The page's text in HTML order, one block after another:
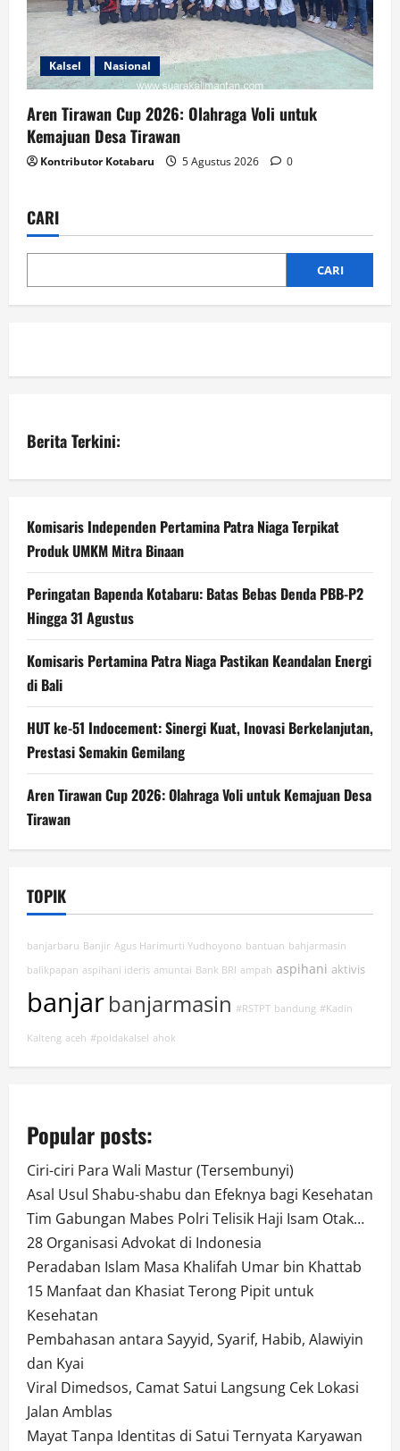
Kalsel Nasional
Aren Tirawan Cup 2026: Olahraga Voli untuk
Kemajuan Desa Tirawan
Kontributor Kotabaru 5 Agustus 2026 0
CARI
CARI
Berita Terkini:
Komisaris Independen Pertamina Patra Niaga Terpikat
Produk UMKM Mitra Binaan
Peringatan Bapenda Kotabaru: Batas Bebas Denda PBB-P2
Hingga 31 Agustus
Komisaris Pertamina Patra Niaga Pastikan Keandalan Energi
di Bali
HUT ke-51 Indocement: Sinergi Kuat, Inovasi Berkelanjutan,
Prestasi Semakin Gemilang
Aren Tirawan Cup 2026: Olahraga Voli untuk Kemajuan Desa
Tirawan
TOPIK
banjarbaru Banjir Agus Harimurti Yudhoyono bantuan bahjarmasin
balikpapan aspihani ideris amuntai Bank BRI ampah aspihani aktivis
banjarbanjarmasin #RSTPT bandung #Kadin
Kalteng aceh #poldakalsel ahok
Popular posts:
Ciri-ciri Para Wali Mastur (Tersembunyi)
Asal Usul Shabu-shabu dan Efeknya bagi Kesehatan
Tim Gabungan Mabes Polri Telisik Haji Isam Otak…
28 Organisasi Advokat di Indonesia
Peradaban Islam Masa Khalifah Umar bin Khattab
15 Manfaat dan Khasiat Terong Pipit untuk
Kesehatan
Pembahasan antara Sayyid, Syarif, Habib, Alawiyin
dan Kyai
Viral Dimedsos, Camat Satui Langsung Cek Lokasi
Jalan Amblas
Mayat Tanpa Identitas di Satui Ternyata Karyawan